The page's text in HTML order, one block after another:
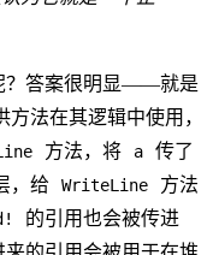
？答案很明显——就是
法在其逻辑中使用，
方法，将 a
传了
，给
WriteLine
方法
的引用也会被传进